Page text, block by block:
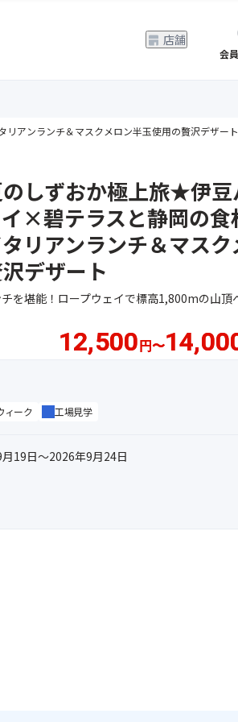
店舗
会
アンランチ＆マスクメロン半玉使用の贅沢デザート
のしずおか極上旅★伊
×碧テラスと静岡の食
リアンランチ＆マスク
デザート
を堪能！ロープウェイで標高1,800mの山
12,500 円〜
ィーク 工場見学
19日～2026年9月24日